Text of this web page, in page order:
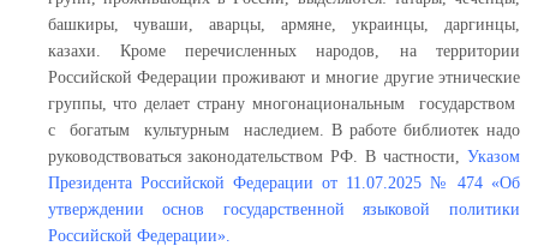
башкиры, чуваши, аварцы, армяне, украинцы, даргинцы,
казахи. Кроме перечисленных народов, на территории
Российской Федерации проживают и многие другие этнические
группы, что делает страну многонациональным государством
с богатым культурным наследием. В работе библиотек надо
руководствоваться законодательством РФ. В частности, Указом
Президента Российской Федерации от 11.07.2025 № 474 «Об
утверждении основ государственной языковой политики
Российской Федерации».